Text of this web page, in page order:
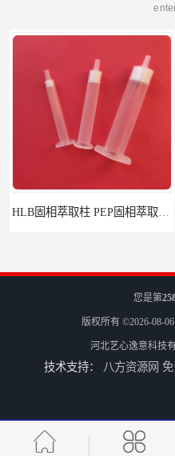
您是第
版权所有 ©2026-08-06
河北艺心逸意科技
技术支持： 八方资源网